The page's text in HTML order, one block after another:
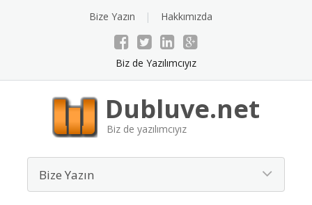
Bize Yazın Hakkımızda
Biz de Yazılımcıyız
Dubluve.net
Biz de yazılımcıyız